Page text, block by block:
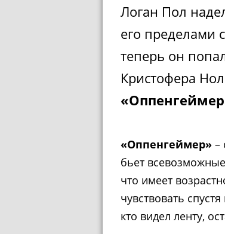
Логан Пол
его пределами
теперь он
Кристофера
«Оппенгеймер» –
бьет
что имеет
чувствовать
кто видел ленту,